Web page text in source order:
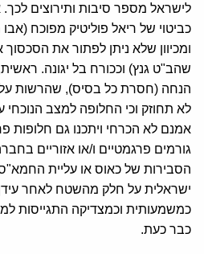
לישראל מספר סיבות ותירוצים
כביטוי של ריאל פוליטיק מפוכח
ומכיוון שלא ניתן לפתור את הסכסוך
שהב"ט גנץ) וככורח בל יגונה.
הנחה (חסרת כל בסיס), שהרשות
לא תחוזק וכי החלופה למצב הנוכחי
אמנם לא הכרחי ויתכנו גם חלופות
גורמים פרגמטיים ו/או אזוריים
הסבירות של כאוס או עליית
ישראלית על חלק מהשטח לאחר
כמשמעותית וכמצדיקה התגייסות
כבר כעת.